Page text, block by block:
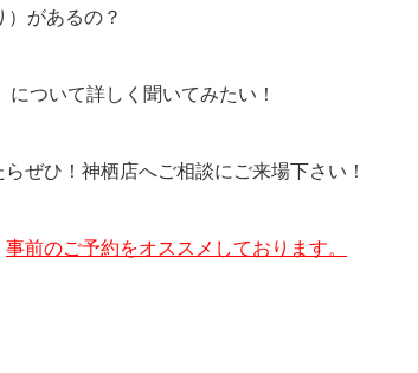
）があるの？
ついて詳しく聞いてみたい！
ぜひ！神栖店へご相談にご来場下さい！
事前のご予約をオススメしております。